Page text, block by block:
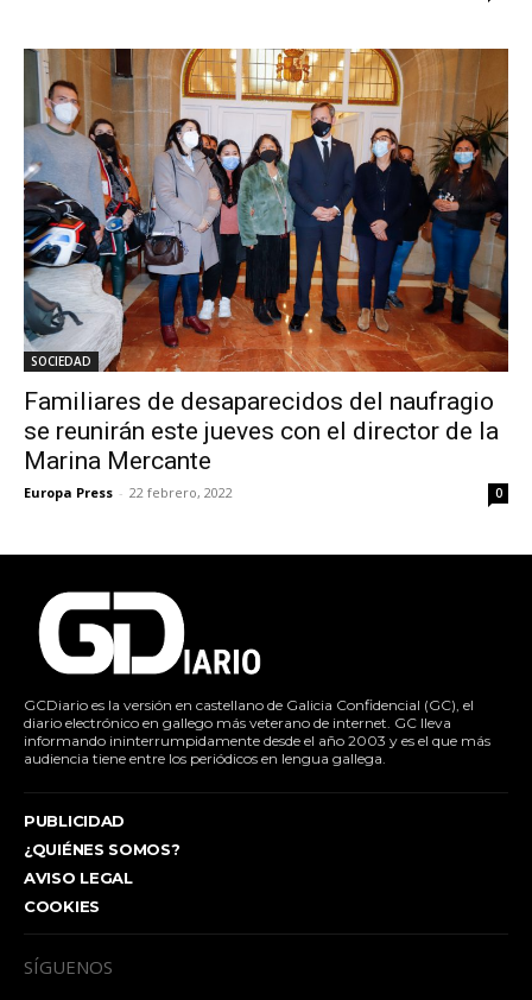
SOCIEDAD
Familiares de desaparecidos del naufragio
se reunirán este jueves con el director de la
Marina Mercante
Europa Press - 22 febrero, 2022 0
GCDiario es la versión en castellano de Galicia Confidencial (GC), el
diario electrónico en gallego más veterano de internet. GC lleva
informando ininterrumpidamente desde el año 2003 y es el que más
audiencia tiene entre los periódicos en lengua gallega.
PUBLICIDAD
¿QUIÉNES SOMOS?
AVISO LEGAL
COOKIES
SÍGUENOS